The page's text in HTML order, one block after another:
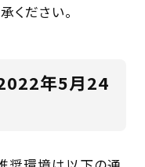
ください。
年5月24